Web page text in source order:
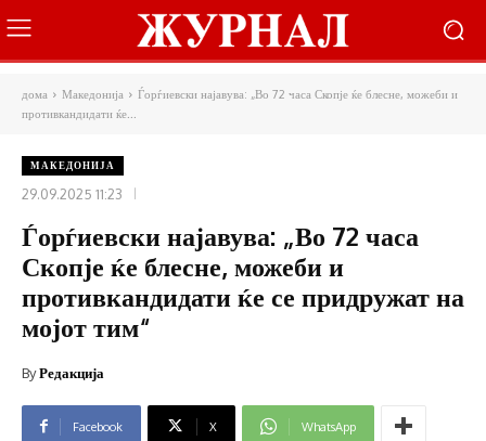
дома Македонија
Ѓорѓиевски најавува: „Во 72 часа Скопје ќе блесне, можеби и
противкандидати ќе...
МАКЕДОНИЈА
29.09.2025 11:23
Ѓорѓиевски најавува: „Во 72 часа
Скопје ќе блесне, можеби и
противкандидати ќе се придружат на
мојот тим“
ByРедакција
Facebook X WhatsApp